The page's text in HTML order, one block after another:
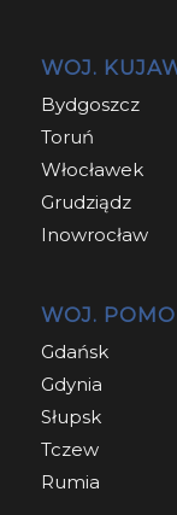
WOJ.
Bydgoszcz
Toruń
Włocławek
Grudziądz
Inowrocław
WOJ.
Gdańsk
Gdynia
Słupsk
Tczew
Rumia